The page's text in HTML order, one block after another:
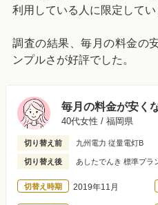
利用している人に限定してい
調査の結果、毎月の料金の
ンプルさが好評でした。
毎月の料金が安く
40代女性 / 福岡県
切り替え前 九州電力 従量電灯B
切り替え後 あしたでんき 標準プラ
切替え時期 2019年11月